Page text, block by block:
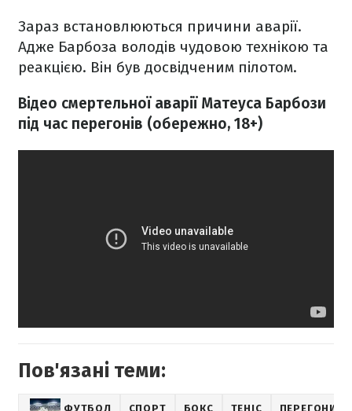
Зараз встановлюються причини аварії.
Адже Барбоза володів чудовою технікою та
реакцією. Він був досвідченим пілотом.
Відео смертельної аварії Матеуса Барбози
під час перегонів (обережно, 18+)
Пов'язані теми:
ФУТБОЛ СПОРТ БОКС ТЕНІС ПЕРЕГОНИ